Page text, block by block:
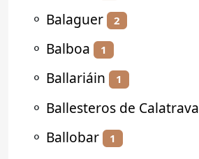
⚬ Balaguer 2
⚬ Balboa 1
⚬ Ballariáin 1
⚬ Ballesteros de Calatrava
⚬ Ballobar 1